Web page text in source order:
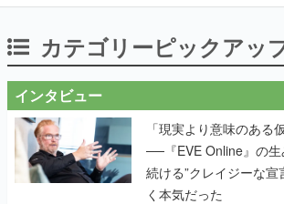
カテゴリーピックアッ
インタビュー
「現実より意味のある
──『EVE Online』の
続ける”クレイジーな宣
く本気だった